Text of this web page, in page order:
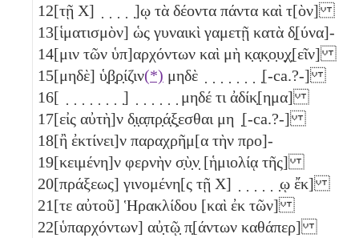
12[τῇ Χ] ̣ ̣ ̣ ̣ ̣]ῳ τὰ δέοντα πάντα καὶ τ[ὸν]
13[ἱματισμὸν] ὡς γυναικὶ γαμετῇ κατὰ δ̣[ύνα]-
14[μιν τῶν ὑπ]αρχόντων καὶ μὴ κ̣α̣κ̣ο̣υ̣χ̣[εῖν]
15[μηδὲ] ὑ̣β̣ρ̣ίζιν(*) μηδὲ ̣ ̣ ̣ ̣ ̣ ̣ ̣ ̣[-ca.?-]
16[ ̣ ̣ ̣ ̣ ̣ ̣ ̣ ̣] ̣ ̣ ̣ ̣ ̣ ̣ μηδέ τι ἀδίκ̣[ημα]
17[εἰς αὐτὴ]ν δ̣ι̣α̣πρ̣ά̣ξ̣εσθαι μη ̣[-ca.?-]
18[ἢ ἐκτίνει]ν παραχρῆμ[α τὴν προ]-
19[κειμένη]ν φερνὴν σ̣ὺ̣ν̣ [ἡμιολίᾳ τῆς]
20[πράξεως] γινομένη[ς τῇ Χ] ̣ ̣ ̣ ̣ ̣ ̣ῳ ἔκ]
21[τε αὐτοῦ] Ἡρακλίδου [καὶ ἐκ τῶν]
22[ὑπαρχόντων] αὐ̣τῷ̣ π̣[άντων καθάπερ]